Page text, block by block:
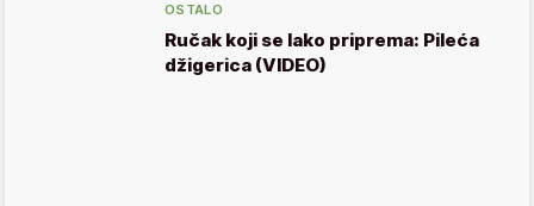
OSTALO
Ručak koji se lako priprema: Pileća
džigerica (VIDEO)